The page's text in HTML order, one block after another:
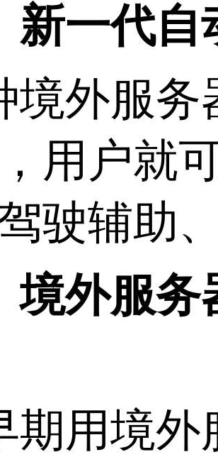
新一代自
境外服务
用户就
驶辅助
境外服务
期用境